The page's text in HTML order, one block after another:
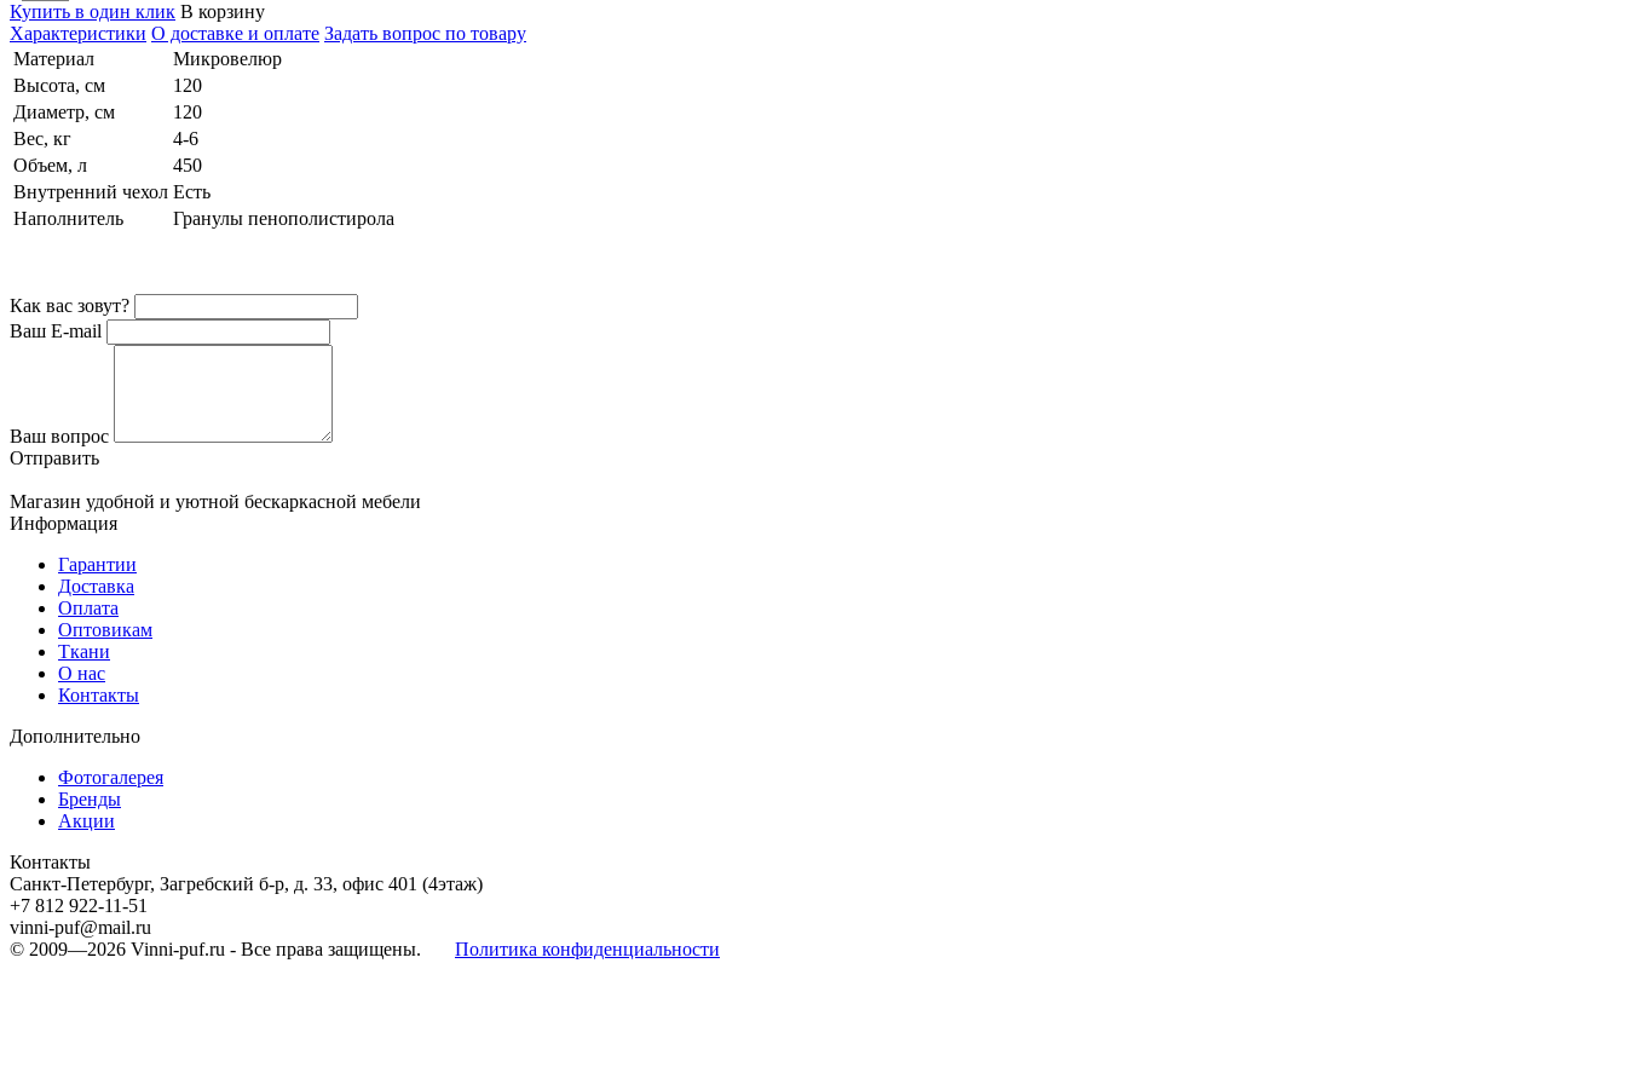
Купить в один клик В корзину
Характеристики О доставке и оплате Задать вопрос по товару
Материал
Микровелюр
Высота, см
120
Диаметр, см
120
Вес, кг
4-6
Объем, л
450
Внутренний чехол Есть
Наполнитель
Гранулы пенополистирола
Как вас зовут?
Ваш E-mail
Ваш вопрос
Отправить
Магазин удобной и уютной бескаркасной мебели
Информация
Гарантии
Доставка
Оплата
Оптовикам
Ткани
О нас
Контакты
Дополнительно
Фотогалерея
Бренды
Акции
Контакты
Санкт-Петербург, Загребский б-р, д. 33, офис 401 (4этаж)
+7 812 922-11-51
vinni-puf@mail.ru
© 2009—2026 Vinni-puf.ru - Все права защищены. Политика конфиденциальности